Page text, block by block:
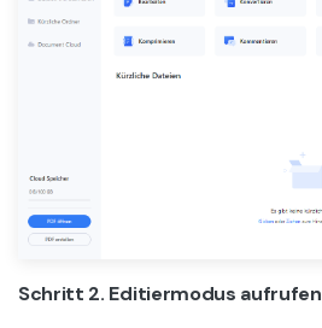
Schritt 2. Editiermodus aufrufen